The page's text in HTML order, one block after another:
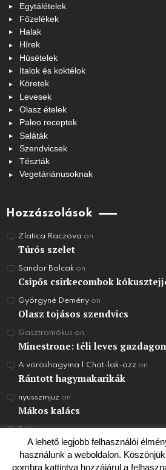
Egytálételek
Főzelékek
Halak
Hírek
Húsételek
Italok és koktélok
Köretek
Levesek
Olasz ételek
Paleo receptek
Saláták
Szendvicsek
Tészták
Vegetáriánusoknak
Hozzászolások
Zlatica Raczova on
Túrós szelet
Sandor Balcak on
Csípős csirkecombok
Györgyné Demény on
Olasz tojásos szendvics
Gasztromókus on
Minestrone: téli leves gazdagon
A vöröshagyma | Chat-lak-ozz on
Rántott hagymakarikák
nyusszmjuz on
Mákos kalács
Szilvion
Joghurt Torta
A lehető legjobb felhasználói
használunk a weboldalon.
gombra kattintva hozzájárul a